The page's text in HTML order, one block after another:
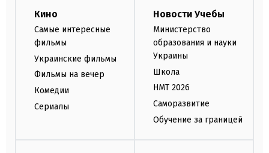
Кино
Самые интересные
фильмы
Украинские фильмы
Фильмы на вечер
Комедии
Сериалы
Новости Учебы
Министерство
образования и науки
Украины
Школа
НМТ 2026
Саморазвитие
Обучение за границей